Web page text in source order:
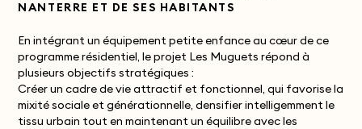
NANTERRE ET DE SES HABITANTS
En intégrant un équipement petite enfance au cœur de ce
programme résidentiel, le projet Les Muguets répond à
plusieurs objectifs stratégiques :
Créer un cadre de vie attractif et fonctionnel, qui favorise la
mixité sociale et générationnelle, densifier intelligemment le
tissu urbain tout en maintenant un équilibre avec les